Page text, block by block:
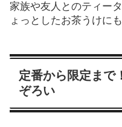
家族や友人とのティー
ょっとしたお茶うけに
定番から限定まで
ぞろい